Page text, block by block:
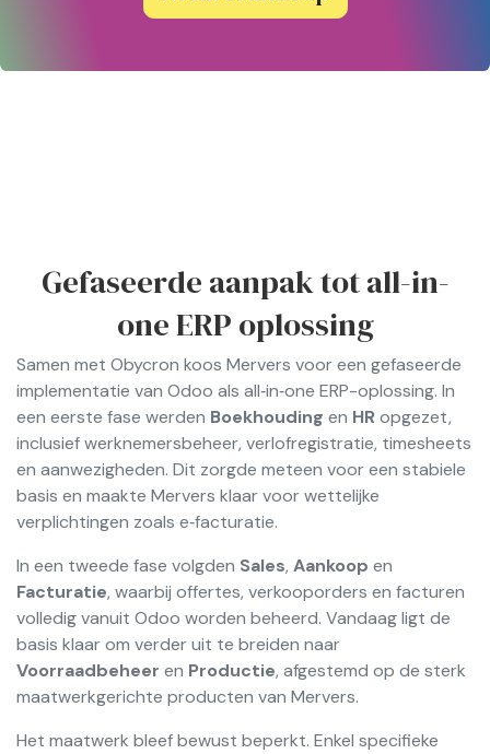
Gefaseerde aanpak tot all-in-
one ERP oplossing
Samen met Obycron koos Mervers voor een gefaseerde
implementatie van Odoo als all‑in‑one ERP-oplossing. In
een eerste fase werden Boekhouding en HR opgezet,
inclusief werknemersbeheer, verlofregistratie, timesheets
en aanwezigheden. Dit zorgde meteen voor een stabiele
basis en maakte Mervers klaar voor wettelijke
verplichtingen zoals e‑facturatie.
In een tweede fase volgden Sales, Aankoop en
Facturatie, waarbij offertes, verkooporders en facturen
volledig vanuit Odoo worden beheerd. Vandaag ligt de
basis klaar om verder uit te breiden naar
Voorraadbeheer en Productie, afgestemd op de sterk
maatwerkgerichte producten van Mervers.
Het maatwerk bleef bewust beperkt. Enkel specifieke